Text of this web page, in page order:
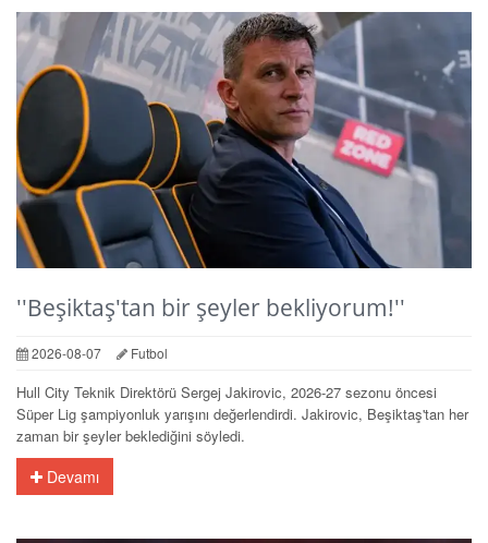
''Beşiktaş'tan bir şeyler bekliyorum!''
2026-08-07 Futbol
Hull City Teknik Direktörü Sergej Jakirovic, 2026-27 sezonu öncesi
Süper Lig şampiyonluk yarışını değerlendirdi. Jakirovic, Beşiktaş'tan her
zaman bir şeyler beklediğini söyledi.
Devamı